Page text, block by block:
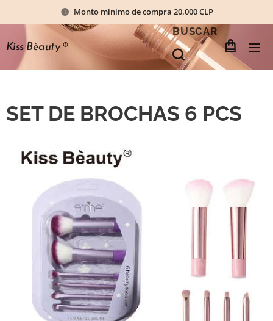
Monto minimo de compra 20.000 CLP
Kiss Bèauty®
BUSCAR
SET DE BROCHAS 6 PCS